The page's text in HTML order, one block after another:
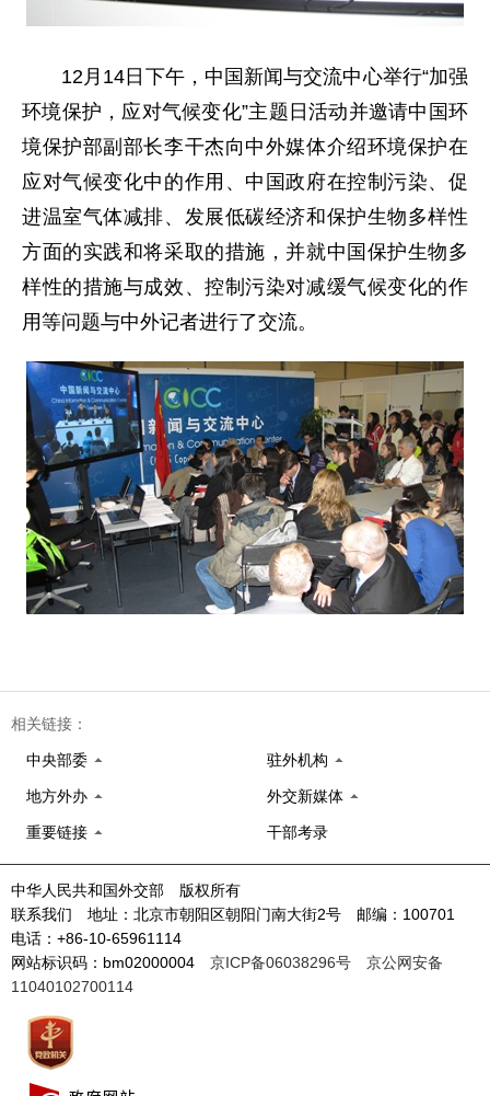
12月14日下午，中国新闻与交流中心举行“加强
环境保护，应对气候变化”主题日活动并邀请中国环
境保护部副部长李干杰向中外媒体介绍环境保护在
应对气候变化中的作用、中国政府在控制污染、促
进温室气体减排、发展低碳经济和保护生物多样性
方面的实践和将采取的措施，并就中国保护生物多
样性的措施与成效、控制污染对减缓气候变化的作
用等问题与中外记者进行了交流。
相关链接：
中央部委 驻外机构
地方外办 外交新媒体
重要链接 干部考录
中华人民共和国外交部 版权所有
联系我们 地址：北京市朝阳区朝阳门南大街2号 邮编：100701
电话：+86-10-65961114
网站标识码：bm02000004 京ICP备06038296号
京公网安备
11040102700114